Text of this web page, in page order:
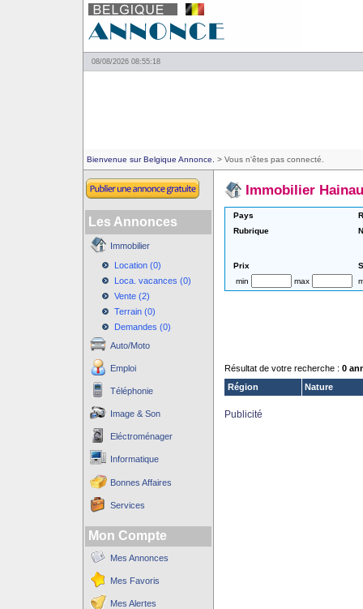
08/08/2026 08:55:18
Bienvenue sur Belgique Annonce. > Vous n'êtes pas connecté.
Les Annonces
Immobilier
Location (0)
Loca. vacances (0)
Vente (2)
Terrain (0)
Demandes (0)
Auto/Moto
Emploi
Téléphonie
Image & Son
Eléctroménager
Informatique
Bonnes Affaires
Services
Mon Compte
Mes Annonces
Mes Favoris
Mes Alertes
Immobilier
Pays
Rubrique
Prix
min
max
Résultat de votre recherche : 0
Région
Nature
Publicité